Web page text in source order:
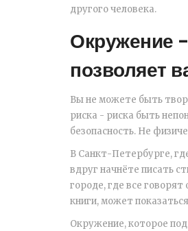
другого человека.
Окружение
позволяет
Вы не можете быть
риска - риска быть
безопасность. Не
В Санкт-Петербурге,
вдруг начнёте писать
городе, где все
книги, может
Окружение, которое